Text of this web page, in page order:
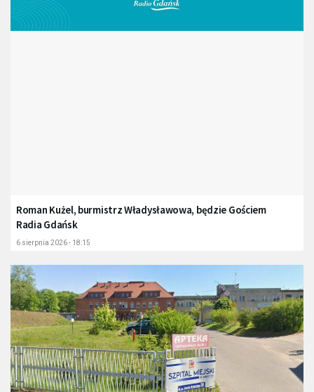
Roman Kużel, burmistrz Władysławowa, będzie Gościem
Radia Gdańsk
6 sierpnia 2026 - 18:15